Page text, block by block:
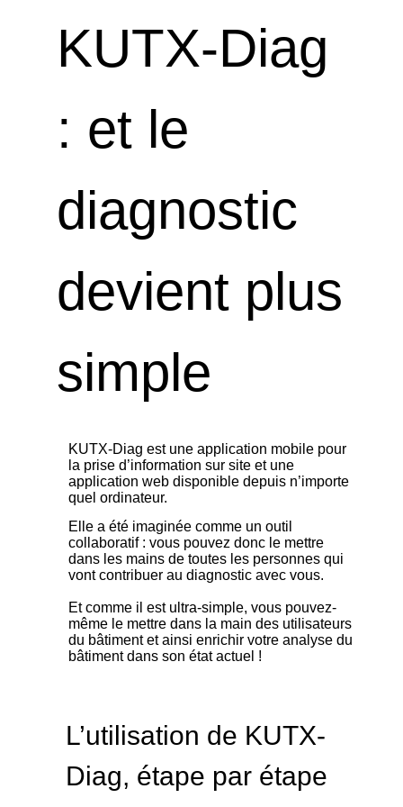
KUTX-Diag
: et le
diagnostic
devient plus
simple
KUTX-Diag est une application mobile pour
la prise d’information sur site et une
application web disponible depuis n’importe
quel ordinateur.
Elle a été imaginée comme un outil
collaboratif : vous pouvez donc le mettre
dans les mains de toutes les personnes qui
vont contribuer au diagnostic avec vous.
Et comme il est ultra-simple, vous pouvez-
même le mettre dans la main des utilisateurs
du bâtiment et ainsi enrichir votre analyse du
bâtiment dans son état actuel !
L’utilisation de KUTX-
Diag, étape par étape